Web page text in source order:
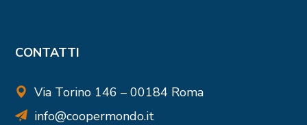
CONTATTI
Via Torino 146 – 00184 Roma
info@coopermondo.it